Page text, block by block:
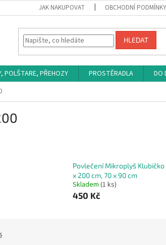
JAK NAKUPOVAT OBCHODNÍ PODMÍNKY
HLEDAT
POLŠTARE, PŘEHOZY PROSTĚRADLA DO
Povlečení Mikroplyš Klubičko
x 200 cm, 70 x 90 cm
Skladem(1 ks)
450 Kč